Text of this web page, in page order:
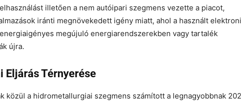
illetően a nem autóipari szegmens vezette a piacot,
iránti megnövekedett igény miatt, ahol a használt
megújuló energiarendszerekben vagy tartalék
újra.
Térnyerése
közül a hidrometallurgiai szegmens számított a legnagyobbnak